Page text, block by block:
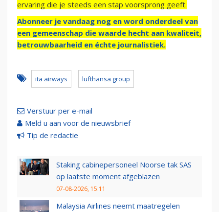
ervaring die je steeds een stap voorsprong geeft.
Abonneer je vandaag nog en word onderdeel van
een gemeenschap die waarde hecht aan kwaliteit,
betrouwbaarheid en échte journalistiek.
ita airways lufthansa group
Verstuur per e-mail
Meld u aan voor de nieuwsbrief
Tip de redactie
Staking cabinepersoneel Noorse tak SAS
op laatste moment afgeblazen
07-08-2026, 15:11
Malaysia Airlines neemt maatregelen